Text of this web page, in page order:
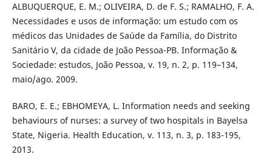
ALBUQUERQUE, E. M.; OLIVEIRA, D. de F. S.; RAMALHO, F. A.
Necessidades e usos de informação: um estudo com os
médicos das Unidades de Saúde da Família, do Distrito
Sanitário V, da cidade de João Pessoa-PB. Informação &
Sociedade: estudos, João Pessoa, v. 19, n. 2, p. 119–134,
maio/ago. 2009.
BARO, E. E.; EBHOMEYA, L. Information needs and seeking
behaviours of nurses: a survey of two hospitals in Bayelsa
State, Nigeria. Health Education, v. 113, n. 3, p. 183-195,
2013.